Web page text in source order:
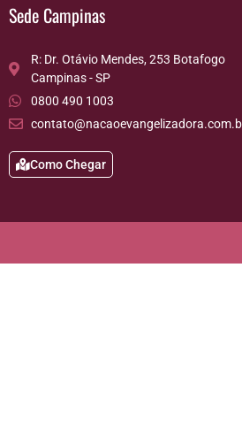
Sede Campinas
R: Dr. Otávio Mendes, 253 Botafogo
Campinas - SP
0800 490 1003
Como Chegar